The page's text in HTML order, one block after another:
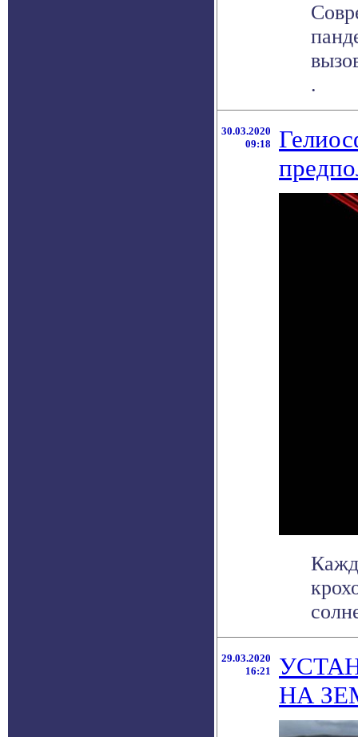
.
30.03.2020
09:18
29.03.2020
16:21
НА